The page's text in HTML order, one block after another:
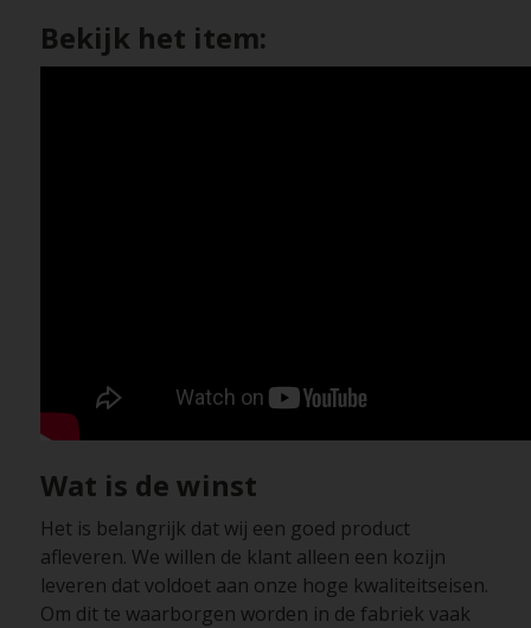
Bekijk het item:
Wat is de winst
Het is belangrijk dat wij een goed product
afleveren. We willen de klant alleen een kozijn
leveren dat voldoet aan onze hoge kwaliteitseisen.
Om dit te waarborgen worden in de fabriek vaak